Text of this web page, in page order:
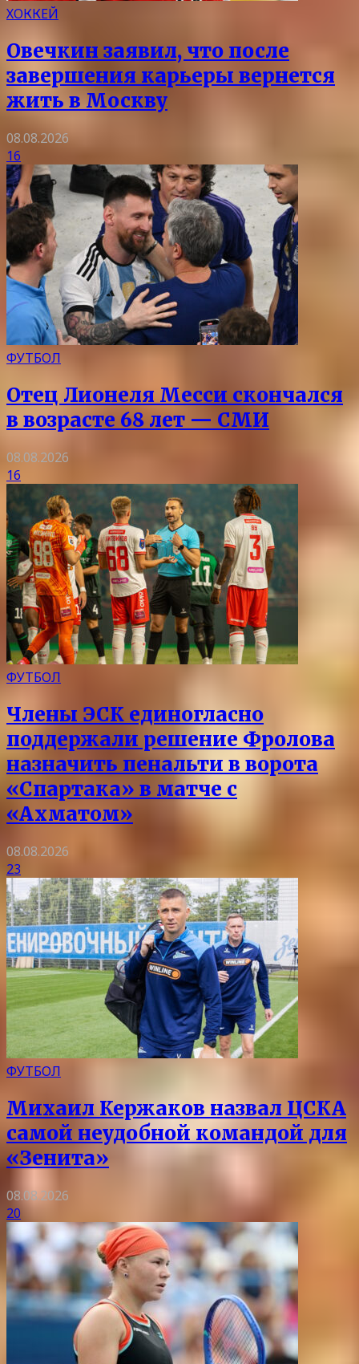
ХОККЕЙ
Овечкин заявил, что после
завершения карьеры вернется
жить в Москву
08.08.2026
16
ФУТБОЛ
Отец Лионеля Месси скончался
в возрасте 68 лет — СМИ
08.08.2026
16
ФУТБОЛ
Члены ЭСК единогласно
поддержали решение Фролова
назначить пенальти в ворота
«Спартака» в матче с
«Ахматом»
08.08.2026
23
ФУТБОЛ
Михаил Кержаков назвал ЦСКА
самой неудобной командой для
«Зенита»
08.08.2026
20